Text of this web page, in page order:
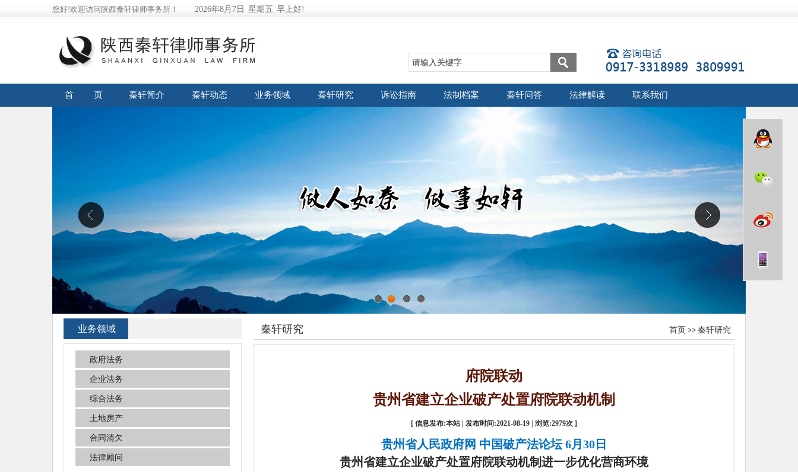
您好!欢迎访问陕西秦轩律师事务所！ 2026年8月7日 星期五 早上好!
首 页 秦轩简介 秦轩动态 业务领域 秦轩研究 诉讼指南 法制档案 秦轩问答 法律解读 联系我们
1 2 3
秦轩研究 首页 >> 秦轩研究
府院联动
贵州省建立企业破产处置府院联动机制
[ 信息发布:本站 | 发布时间:2021-08-19 | 浏览:2979次 ]
贵州省人民政府网 中国破产法论坛 6月30日
贵州省建立企业破产处置府院联动机制进一步优化营商环境
业务领域
政府法务
企业法务
综合法务
土地房产
合同清欠
法律顾问